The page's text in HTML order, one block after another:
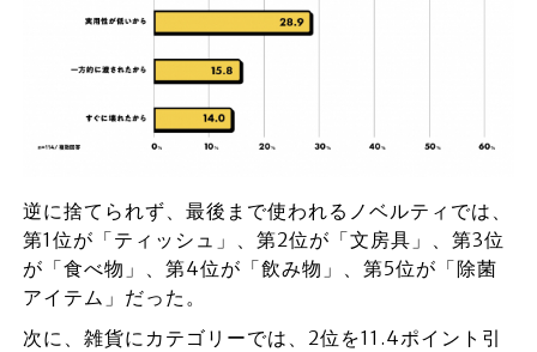
逆に捨てられず、最後まで使われるノベルティでは、
第1位が「ティッシュ」、第2位が「文房具」、第3位
が「食べ物」、第4位が「飲み物」、第5位が「除菌
アイテム」だった。
次に、雑貨にカテゴリーでは、2位を11.4ポイント引